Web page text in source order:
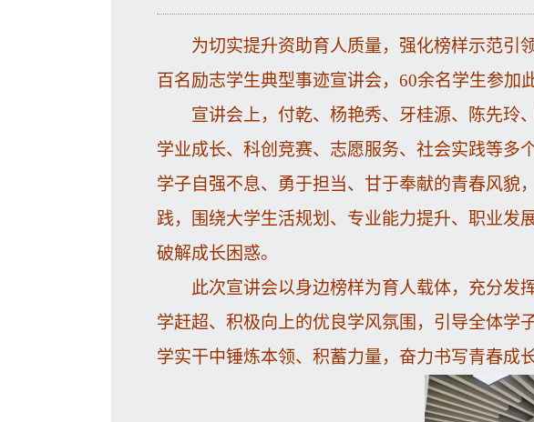
为切实提升资助育人质量，强化榜样示范引
百名励志学生典型事迹宣讲会，60余名学生参加
宣讲会上，付乾、杨艳秀、牙桂源、陈先玲
学业成长、科创竞赛、志愿服务、社会实践等多
学子自强不息、勇于担当、甘于奉献的青春风貌
践，围绕大学生活规划、专业能力提升、职业发
破解成长困惑。
此次宣讲会以身边榜样为育人载体，充分发
学赶超、积极向上的优良学风氛围，引导全体学
学实干中锤炼本领、积蓄力量，奋力书写青春成